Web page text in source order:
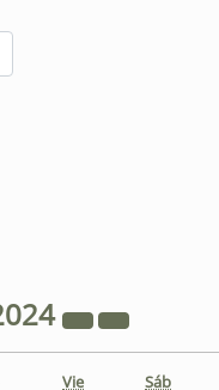
Vie Sáb